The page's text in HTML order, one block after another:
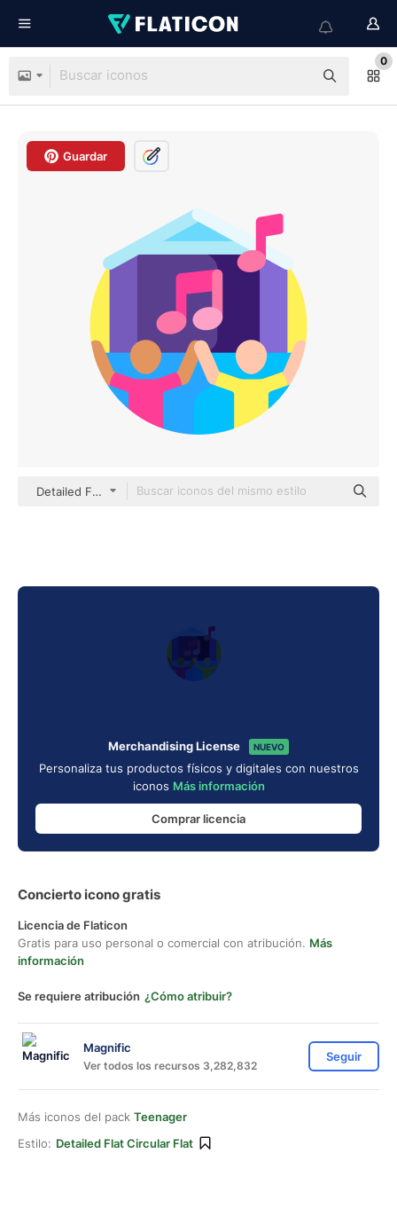
0
Guardar
Detailed Flat Circular Flat
Merchandising License NUEVO
Personaliza tus productos físicos y digitales con nuestros
iconos Más información
Comprar licencia
Concierto icono gratis
Licencia de Flaticon
Gratis para uso personal o comercial con atribución. Más
información
Se requiere atribución ¿Cómo atribuir?
Magnific
Ver todos los recursos 3,282,832
Seguir
Más iconos del pack Teenager
Estilo: Detailed Flat Circular Flat